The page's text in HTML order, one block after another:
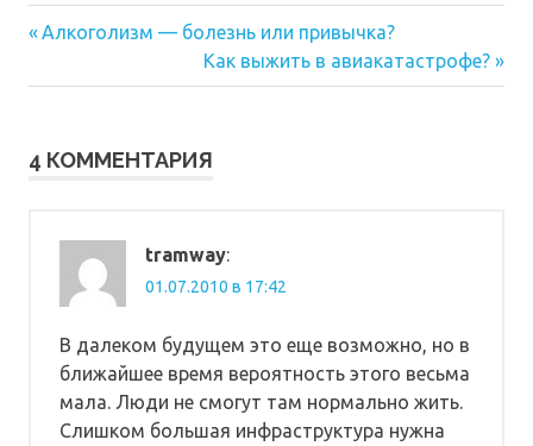
Навигация
по
Предыдущая
Алкоголизм — болезнь или привычка?
Следующая
запись:
Как выжить в авиакатастрофе?
4 КОММЕНТАРИЯ
tramway:
01.07.2010 в 17:42
В далеком будущем это еще возможно, но в
ближайшее время вероятность этого весьма
мала. Люди не смогут там нормально жить.
Слишком большая инфраструктура нужна